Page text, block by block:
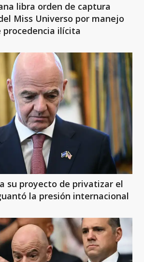
libra orden de captura
Miss Universo por manejo
procedencia ilícita
su proyecto de privatizar el
la presión internacional